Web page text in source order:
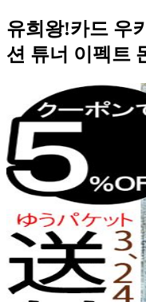
유희왕!카드 우
션 튜너 이펙트